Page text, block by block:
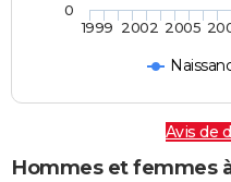
1999 2002 2005
0
Avis de
Hommes et femmes